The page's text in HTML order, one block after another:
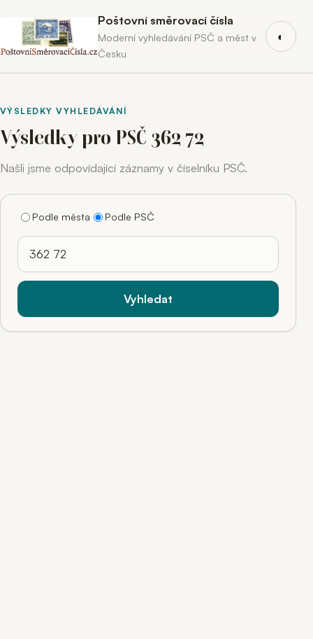
Poštovní směrovací čísla
Moderní vyhledávání PSČ a měst v
Česku
◐
VÝSLEDKY VYHLEDÁVÁNÍ
Výsledky pro PSČ 362 72
Našli jsme odpovídající záznamy v číselníku PSČ.
Podle města Podle PSČ
Hledaný výraz
Vyhledat